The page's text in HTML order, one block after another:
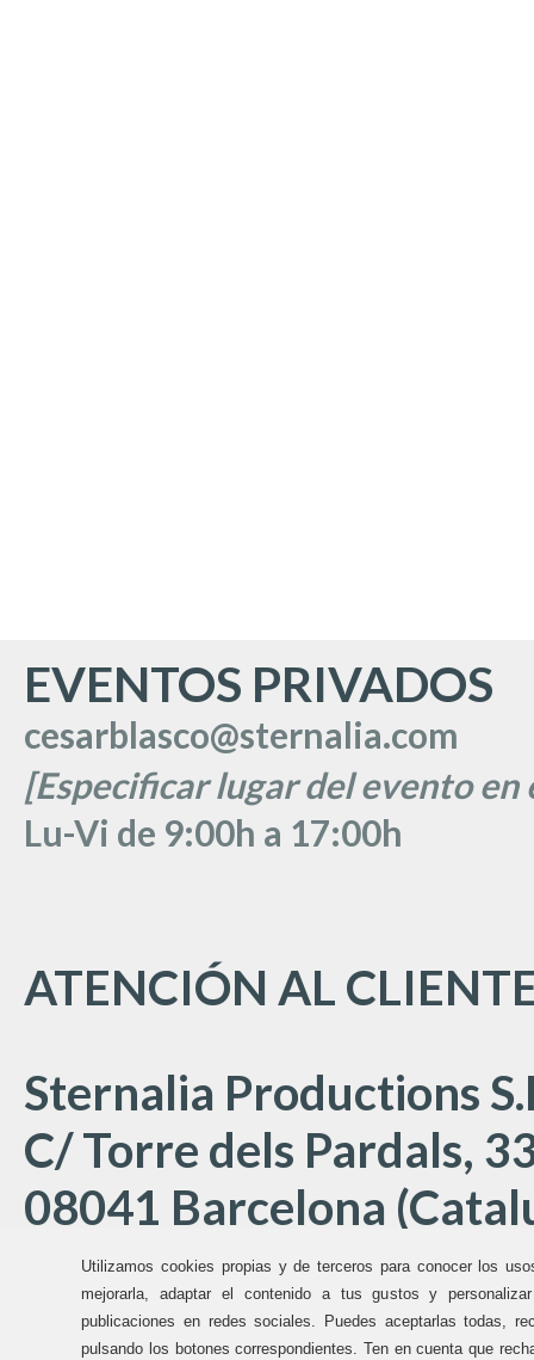
EVENTOS PRIVADOS
cesarblasco@sternalia.com
[Especificar lugar del evento en
Lu-Vi de 9:00h a 17:00h
ATENCIÓN AL
Sternalia Productions
C/ Torre dels Pardals,
08041 Barcelona
Oficinas Sternalia:
Utilizamos cookies propias y de terceros para conocer los
mejorarla, adaptar el contenido a tus gustos y
publicaciones en redes sociales. Puedes aceptarlas todas,
pulsando los botones correspondientes. Ten en cuenta que